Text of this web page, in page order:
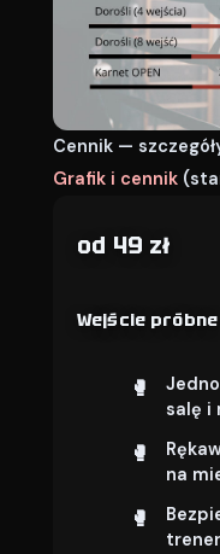
Cennik —
Grafik i cennik
od 49 zł
Wejście próbne
salę i
na